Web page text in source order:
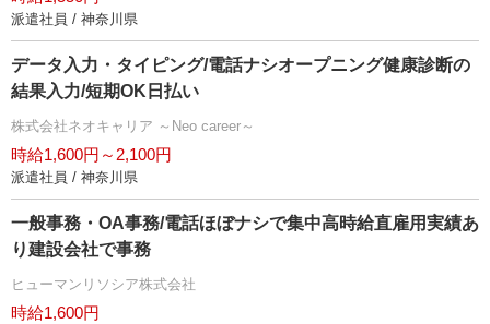
派遣社員 / 神奈川県
データ入力・タイピング/電話ナシオープニング健康診断の
結果入力/短期OK日払い
株式会社ネオキャリア ～Neo career～
時給1,600円～2,100円
派遣社員 / 神奈川県
一般事務・OA事務/電話ほぼナシで集中高時給直雇用実績あ
り建設会社で事務
ヒューマンリソシア株式会社
時給1,600円